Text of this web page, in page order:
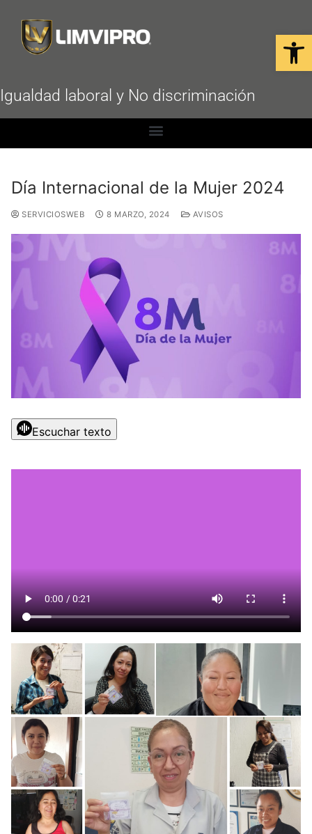
Igualdad laboral y No discriminación
Día Internacional de la Mujer 2024
SERVICIOSWEB 8 MARZO, 2024 AVISOS
Escuchar texto